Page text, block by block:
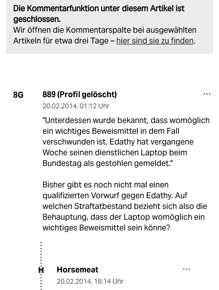
Die Kommentarfunktion unter diesem Artikel ist
geschlossen.
Wir öffnen die Kommentarspalte bei ausgewählten
Artikeln für etwa drei Tage – hier sind sie zu finden.
8G 889 (Profil gelöscht)
20.02.2014, 01:12 Uhr
"Unterdessen wurde bekannt, dass womöglich
ein wichtiges Beweismittel in dem Fall
verschwunden ist. Edathy hat vergangene
Woche seinen dienstlichen Laptop beim
Bundestag als gestohlen gemeldet."
Bisher gibt es noch nicht mal einen
qualifizierten Vorwurf gegen Edathy. Auf
welchen Straftatbestand bezieht sich also die
Behauptung, dass der Laptop womöglich ein
wichtiges Beweismittel sein könne?
H Horsemeat
20.02.2014, 18:14 Uhr